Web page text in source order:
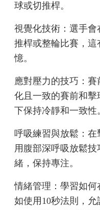
球或切推桿。
視覺化技術：選手會
推桿或整輪比賽，
憶。
應對壓力的技巧：
化且一致的賽前和
下保持冷靜和一致性
呼吸練習與放鬆：
用腹部深呼吸放鬆
緒，保持專注。
情緒管理：學習如何
如使用10秒法則，